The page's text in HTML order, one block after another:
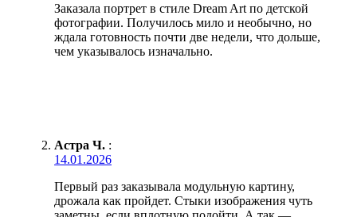
Заказала портрет в стиле Dream Art по детской
фотографии. Получилось мило и необычно, но
ждала готовность почти две недели, что дольше,
чем указывалось изначально.
Астра Ч. :
14.01.2026
Первый раз заказывала модульную картину,
дрожала как пройдет. Стыки изображения чуть